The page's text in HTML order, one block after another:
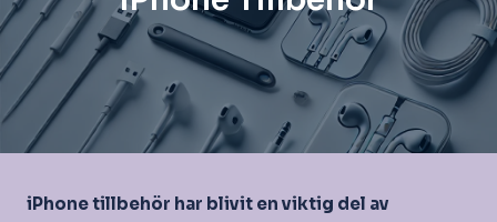
iPhone tillbehör har blivit en viktig del av